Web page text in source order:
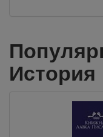
История